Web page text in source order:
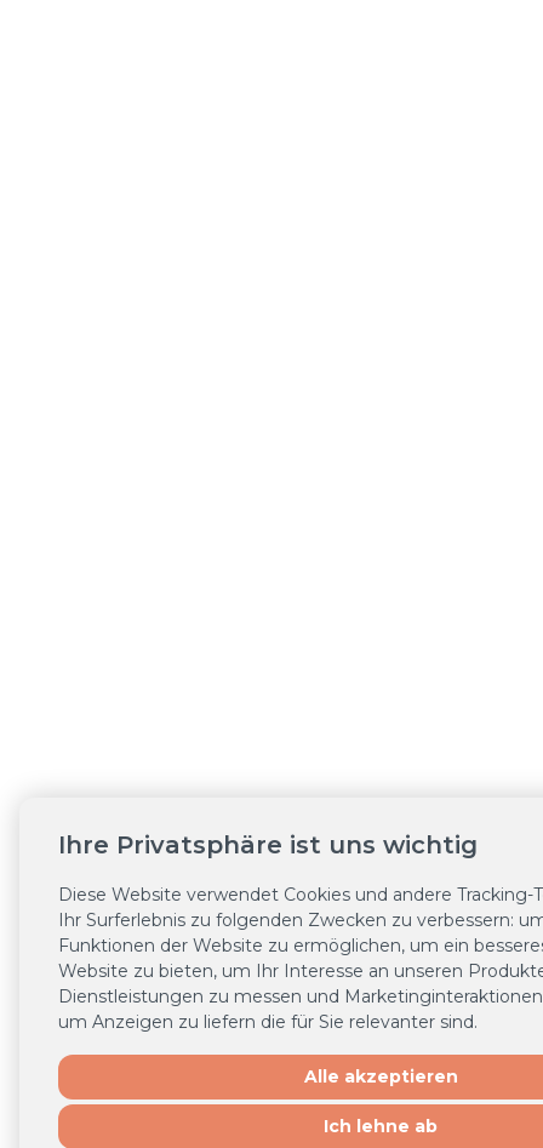
Ihre Privatsphäre ist uns wichtig
Diese Website verwendet Cookies und andere Tracking-
Ihr Surferlebnis zu folgenden Zwecken zu verbessern:
Funktionen der Website zu ermöglichen, um ein
Website zu bieten, um Ihr Interesse an unseren
Dienstleistungen zu messen und
um Anzeigen zu liefern die für Sie relevanter sind.
Alle akzeptieren
Ich lehne ab